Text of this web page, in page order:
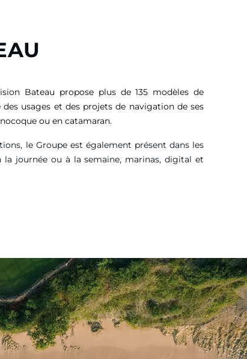
Bateau propose plus de 135 modèles de
usages et des projets de navigation de ses
ou en catamaran.
le Groupe est également présent dans les
journée ou à la semaine, marinas, digital et